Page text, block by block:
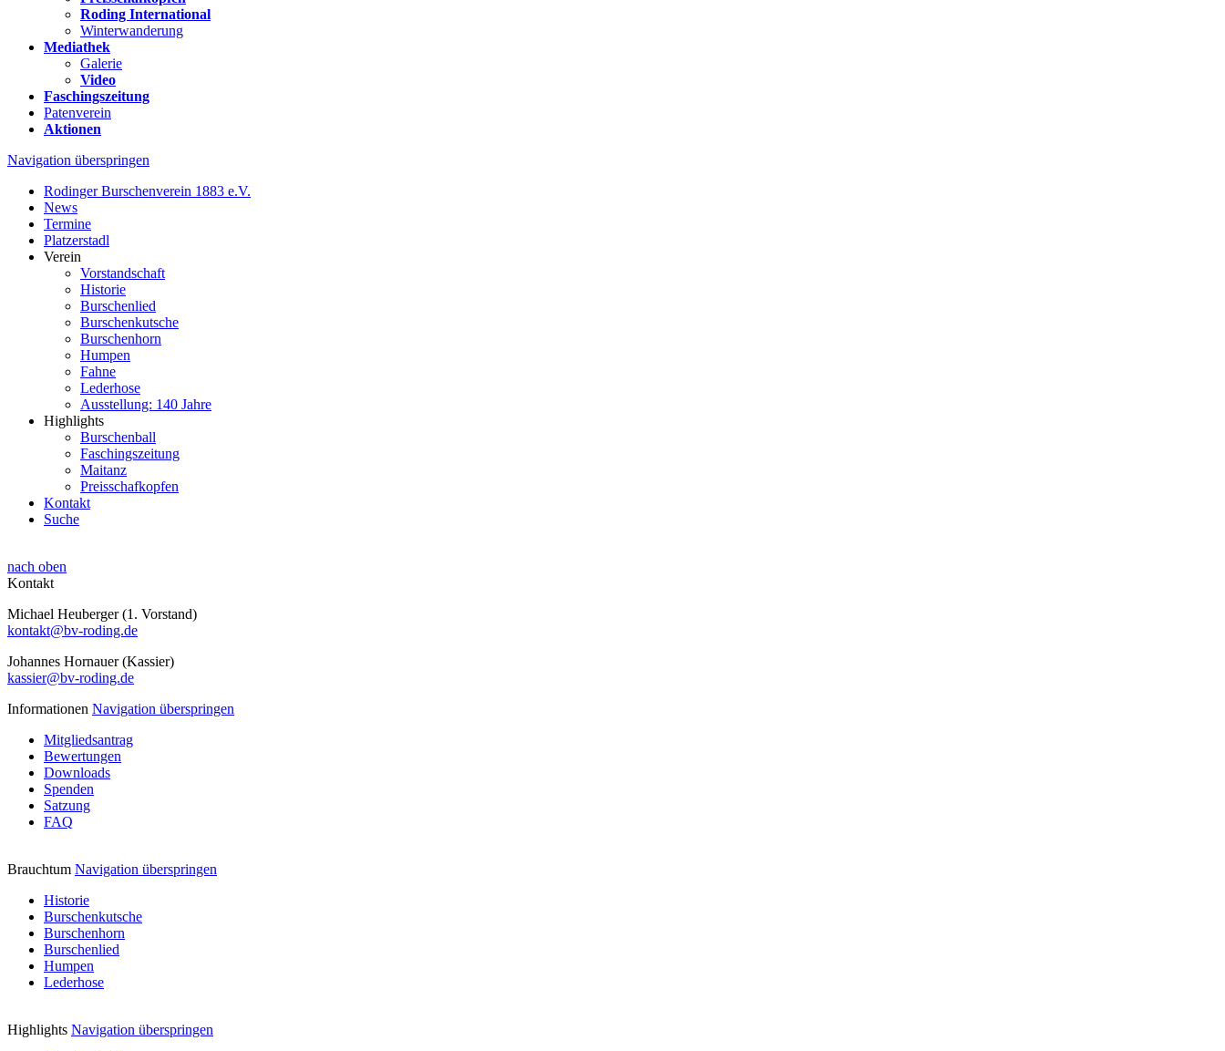
Roding International
Winterwanderung
Mediathek
Galerie
Video
Faschingszeitung
Patenverein
Aktionen
Navigation überspringen
Rodinger Burschenverein 1883 e.V.
News
Termine
Platzerstadl
Verein
Vorstandschaft
Historie
Burschenlied
Burschenkutsche
Burschenhorn
Humpen
Fahne
Lederhose
Ausstellung: 140 Jahre
Highlights
Burschenball
Faschingszeitung
Maitanz
Preisschafkopfen
Kontakt
Suche
nach oben
Kontakt
Michael Heuberger (1. Vorstand)
kontakt@bv-roding.de
Johannes Hornauer (Kassier)
kassier@bv-roding.de
Informationen Navigation überspringen
Mitgliedsantrag
Bewertungen
Downloads
Spenden
Satzung
FAQ
Brauchtum Navigation überspringen
Historie
Burschenkutsche
Burschenhorn
Burschenlied
Humpen
Lederhose
Highlights Navigation überspringen